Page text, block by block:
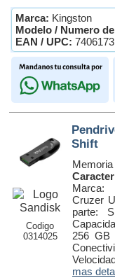
Marca: Kingston
Modelo / Numero
EAN / UPC:
Codigo
0314025
Shift
Marca:
Cruzer
parte:
256 GB
mas